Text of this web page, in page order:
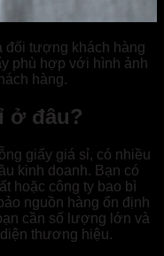
tượng khách hàng
phù hợp với hình ảnh
hàng.
ở đâu?
giấy giá sỉ, có nhiều
kinh doanh. Bạn có
hoặc công ty bao bì
nguồn hàng ổn định
cần số lượng lớn và
thương hiệu.